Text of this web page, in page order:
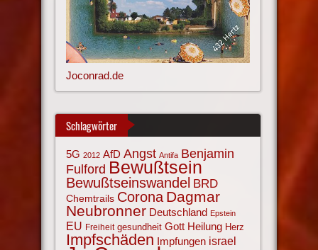
Joconrad.de
Schlagwörter
5G 2012 AfD Angst Antifa Benjamin
Fulford Bewußtsein
Bewußtseinswandel BRD
Chemtrails Corona Dagmar
Neubronner Deutschland Epstein
EU Freiheit gesundheit Gott Heilung Herz
Impfschäden Impfungen israel